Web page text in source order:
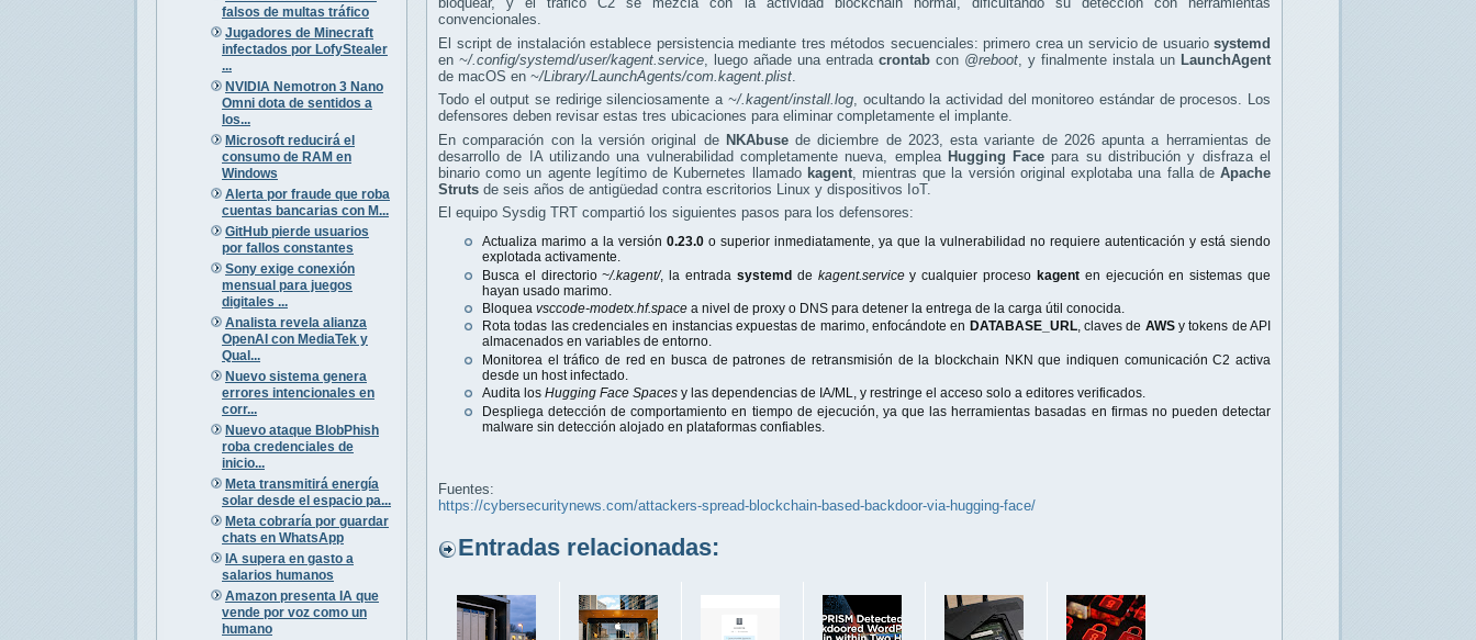
falsos de multas tráfico
Jugadores de Minecraft
infectados por LofyStealer
...
NVIDIA Nemotron 3 Nano
Omni dota de sentidos a
los...
Microsoft reducirá el
consumo de RAM en
Windows
Alerta por fraude que roba
cuentas bancarias con M...
GitHub pierde usuarios
por fallos constantes
Sony exige conexión
mensual para juegos
digitales ...
Analista revela alianza
OpenAI con MediaTek y
Qual...
Nuevo sistema genera
errores intencionales en
corr...
Nuevo ataque BlobPhish
roba credenciales de
inicio...
Meta transmitirá energía
solar desde el espacio pa...
Meta cobraría por guardar
chats en WhatsApp
IA supera en gasto a
salarios humanos
Amazon presenta IA que
vende por voz como un
humano
convencionales.
El script de instalación establece persistencia mediante tres métodos secuenciales: primero crea un servicio de usuario systemd
en ~/.config/systemd/user/kagent.service , luego añade una entrada crontab con @reboot , y finalmente instala un LaunchAgent
de macOS en ~/Library/LaunchAgents/com.kagent.plist
Todo el output se redirige silenciosamente a ~/.kagent/install.log, ocultando la actividad del monitoreo estándar de procesos. Los
defensores deben revisar estas tres ubicaciones para eliminar completamente el implante.
En comparación con la versión original de NKAbusede diciembre de 2023, esta variante de 2026 apunta a herramientas de
desarrollo de IA utilizando una vulnerabilidad completamente nueva, emplea Hugging Face para su distribución y disfraza el
binario como un agente legítimo de Kubernetes llamado kagent, mientras que la versión original explotaba una falla deApache
Struts de seis años de antigüedad contra escritorios Linux y dispositivos IoT.
El equipo Sysdig TRT compartió los siguientes pasos para los defensores:
Actualiza marimo a la versión 0.23.0 o superior inmediatamente, ya que la vulnerabilidad no requiere autenticación y está siendo
explotada activamente.
Busca el directorio~/.kagent/, la entrada systemdde kagent.servicey cualquier proceso kagenten ejecución en sistemas que
hayan usado marimo.
Bloquea vsccode-modetx.hf.space a nivel de proxy o DNS para detener la entrega de la carga útil conocida.
Rota todas las credenciales en instancias expuestas de marimo, enfocándote en DATABASE_URL, claves de AWSy tokens de API
almacenados en variables de entorno.
Monitorea el tráfico de red en busca de patrones de retransmisión de la blockchain NKN que indiquen comunicación C2 activa
desde un host infectado.
Audita los Hugging Face Spaces y las dependencias de IA/ML, y restringe el acceso solo a editores verificados.
Despliega detección de comportamiento en tiempo de ejecución, ya que las herramientas basadas en firmas no pueden detectar
malware sin detección alojado en plataformas confiables.
Fuentes:
https://cybersecuritynews.com/attackers-spread-blockchain-based-backdoor-via-hugging-face/
Entradas relacionadas: